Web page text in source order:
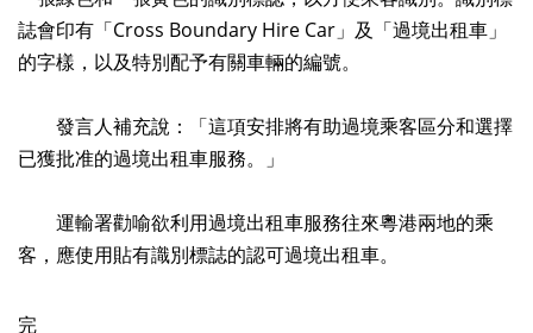
誌會印有「Cross Boundary Hire Car」及「過境出租車」
的字樣，以及特別配予有關車輛的編號。
發言人補充說：「這項安排將有助過境乘客區分和選擇
已獲批准的過境出租車服務。」
運輸署勸喻欲利用過境出租車服務往來粵港兩地的乘
客，應使用貼有識別標誌的認可過境出租車。
完